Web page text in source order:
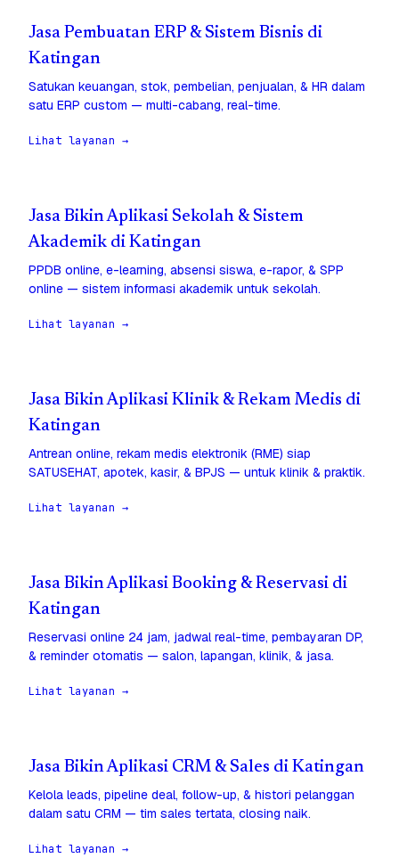
Jasa Pembuatan ERP & Sistem Bisnis di
Katingan
Satukan keuangan, stok, pembelian, penjualan, & HR dalam
satu ERP custom — multi-cabang, real-time.
Lihat layanan →
Jasa Bikin Aplikasi Sekolah & Sistem
Akademik di Katingan
PPDB online, e-learning, absensi siswa, e-rapor, & SPP
online — sistem informasi akademik untuk sekolah.
Lihat layanan →
Jasa Bikin Aplikasi Klinik & Rekam Medis di
Katingan
Antrean online, rekam medis elektronik (RME) siap
SATUSEHAT, apotek, kasir, & BPJS — untuk klinik & praktik.
Lihat layanan →
Jasa Bikin Aplikasi Booking & Reservasi di
Katingan
Reservasi online 24 jam, jadwal real-time, pembayaran DP,
& reminder otomatis — salon, lapangan, klinik, & jasa.
Lihat layanan →
Jasa Bikin Aplikasi CRM & Sales di Katingan
Kelola leads, pipeline deal, follow-up, & histori pelanggan
dalam satu CRM — tim sales tertata, closing naik.
Lihat layanan →